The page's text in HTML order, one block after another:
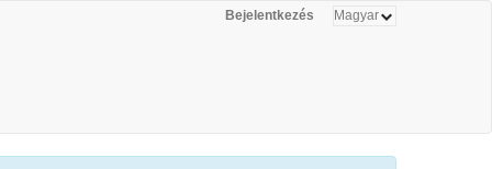
Bejelentkezés